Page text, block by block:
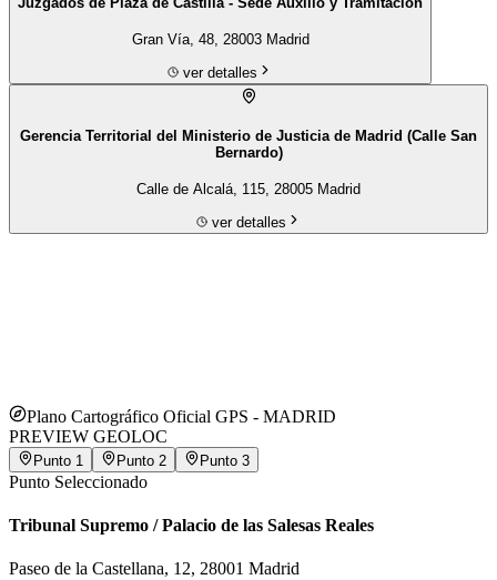
Gran Vía, 48, 28003 Madrid
ver detalles
Gerencia Territorial del Ministerio de Justicia de Madrid (Calle San
Bernardo)
Calle de Alcalá, 115, 28005 Madrid
ver detalles
Plano Cartográfico Oficial GPS - MADRID
PREVIEW GEOLOC
Punto 1 Punto 2 Punto 3
Punto Seleccionado
Tribunal Supremo / Palacio de las Salesas Reales
Paseo de la Castellana, 12, 28001 Madrid